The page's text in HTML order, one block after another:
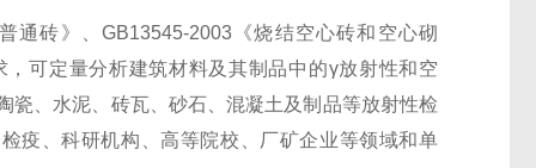
通砖》、GB13545-2003《烧结空心砖和空心砌
可定量分析建筑材料及其制品中的γ放射性和空
瓷、水泥、砖瓦、砂石、混凝土及制品等放射性检
疫、科研机构、高等院校、厂矿企业等领域和单